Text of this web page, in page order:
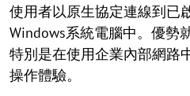
使用者以原生協定連線到已
Windows系統電腦中。優勢
特別是在使用企業內部網路
操作體驗。